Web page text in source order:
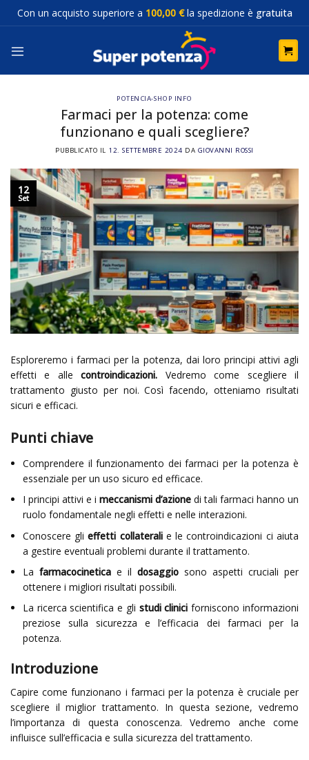
SaltaCon un acquisto superiore a 100,00 €la spedizione è gratuita
POTENCIA-SHOP INFO
Farmaci per la potenza: come
funzionano e quali scegliere?
PUBBLICATO IL 12. SETTEMBRE 2024 DA GIOVANNI ROSSI
12
Set
Esploreremo i farmaci per la potenza, dai loro principi attivi agli
effetti e allecontroindicazioni. Vedremo come scegliere il
trattamento giusto per noi. Così facendo, otteniamo risultati
sicuri e efficaci.
Punti chiave
Comprendere il funzionamento dei farmaci per la potenza è
essenziale per un uso sicuro ed efficace.
I principi attivi e i meccanismi d’azionedi tali farmaci hanno un
ruolo fondamentale negli effetti e nelle interazioni.
Conoscere glieffetti collateralie le controindicazioni ci aiuta
a gestire eventuali problemi durante il trattamento.
La farmacocineticae il dosaggiosono aspetti cruciali per
ottenere i migliori risultati possibili.
La ricerca scientifica e gli studi clinici forniscono informazioni
preziose sulla sicurezza e l’efficacia dei farmaci per la
potenza.
Introduzione
Capire come funzionano i farmaci per la potenza è cruciale per
scegliere il miglior trattamento. In questa sezione, vedremo
l’importanza di questa conoscenza. Vedremo anche come
influisce sull’efficacia e sulla sicurezza del trattamento.